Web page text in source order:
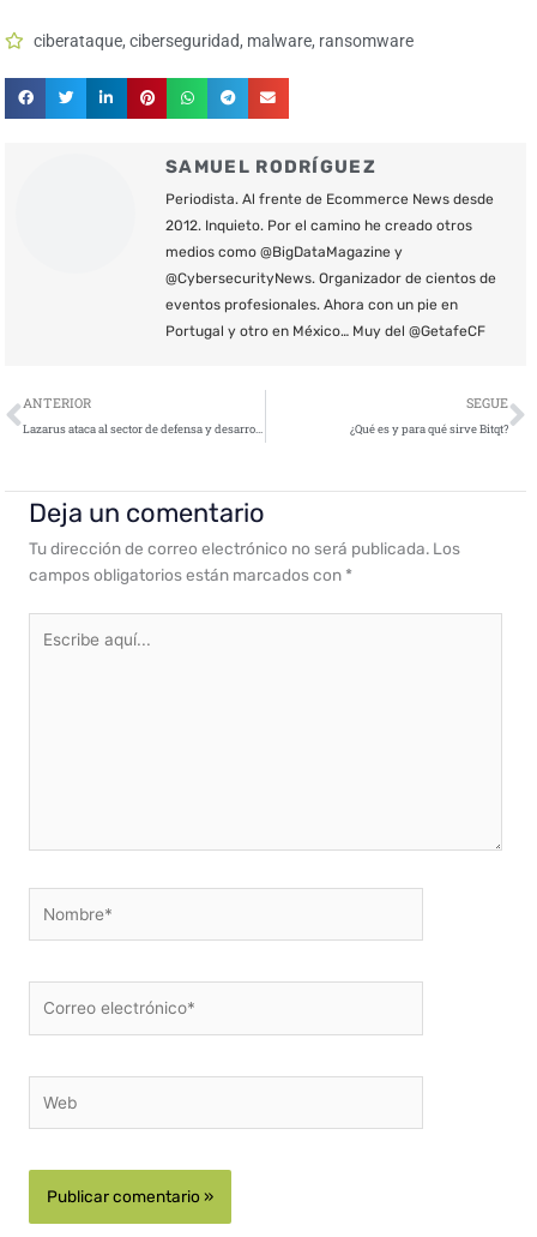
ciberataque,ciberseguridad, malware, ransomware
SAMUEL RODRÍGUEZ
Periodista. Al frente de Ecommerce News desde
2012. Inquieto. Por el camino he creado otros
medios como @BigDataMagazine y
@CybersecurityNews. Organizador de cientos de
eventos profesionales. Ahora con un pie en
Portugal y otro en México… Muy del @GetafeCF
Ant
ANTERIOR
Lazarus ataca al sector de defensa y desarrolla capacidades de ataque a la cadena de suministro
SEGUE
¿Qué es y para qué sirve Bitqt?
Deja un comentario
Tu dirección de correo electrónico no será publicada. Los
campos obligatorios están marcados con *
aquí...
electrónico*